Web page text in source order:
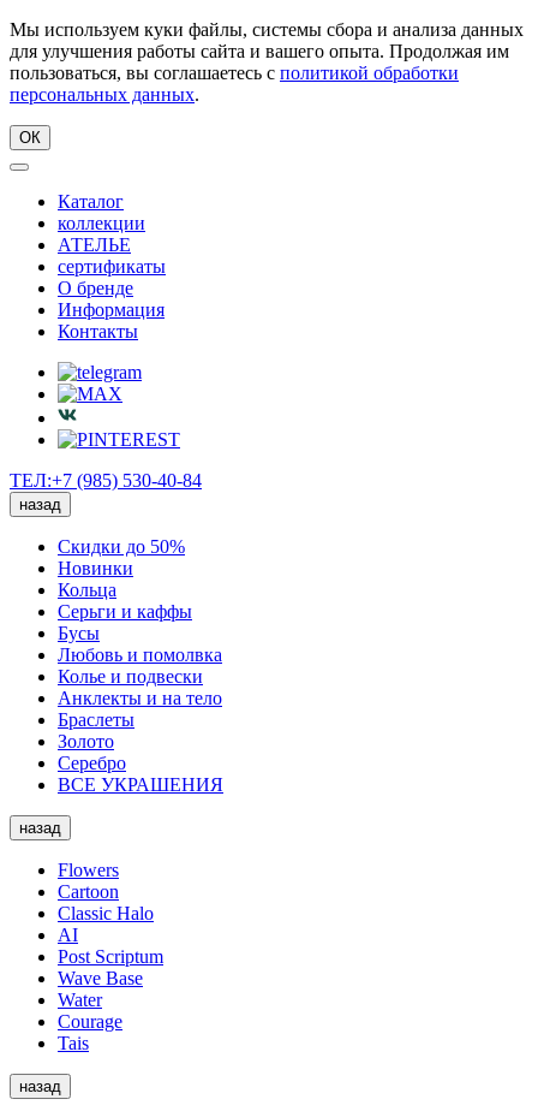
Мы используем куки файлы, системы сбора и анализа данных
для улучшения работы сайта и вашего опыта. Продолжая им
пользоваться, вы соглашаетесь с политикой обработки
персональных данных.
ОК
Каталог
коллекции
АТЕЛЬЕ
сертификаты
О бренде
Информация
Контакты
ТЕЛ:+7 (985) 530-40-84
назад
Скидки до 50%
Новинки
Кольца
Серьги и каффы
Бусы
Любовь и помолвка
Колье и подвески
Анклекты и на тело
Браслеты
Золото
Серебро
ВСЕ УКРАШЕНИЯ
назад
Flowers
Cartoon
Classic Halo
AI
Post Scriptum
Wave Base
Water
Courage
Tais
назад